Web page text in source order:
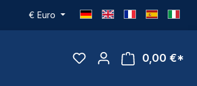
€ Euro
0,00 €*